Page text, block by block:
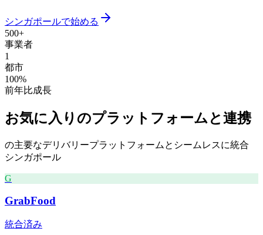
シンガポールで始める
500+
事業者
1
都市
100%
前年比成長
お気に入りのプラットフォームと連携
の主要なデリバリープラットフォームとシームレスに統合
シンガポール
G
GrabFood
統合済み